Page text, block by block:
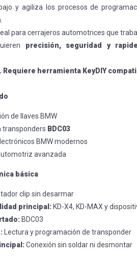
y agiliza los procesos de
para cerrajeros automotrices que
precisión, seguridad y
herramienta KeyDIY
de llaves BMW
transponders BDC03
BMW modernos
avanzada
básica
clip sin desarmar
principal: KD-X4, KD-MAX y
BDC03
Lectura y programación de transponder
Conexión sin soldar ni desmontar